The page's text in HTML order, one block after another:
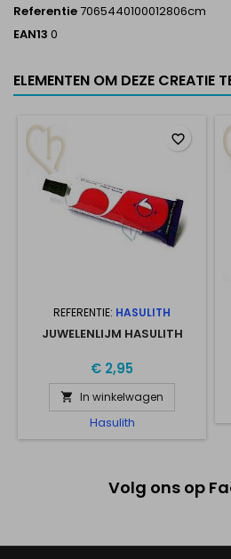
Referentie7065440100012806cm
EAN13 0
ELEMENTEN OM DEZE CREATIE
REFERENTIE: HASULITH
JUWELENLIJM HASULITH
€ 2,95
 In winkelwagen
Hasulith
favorite_border
Volg ons op